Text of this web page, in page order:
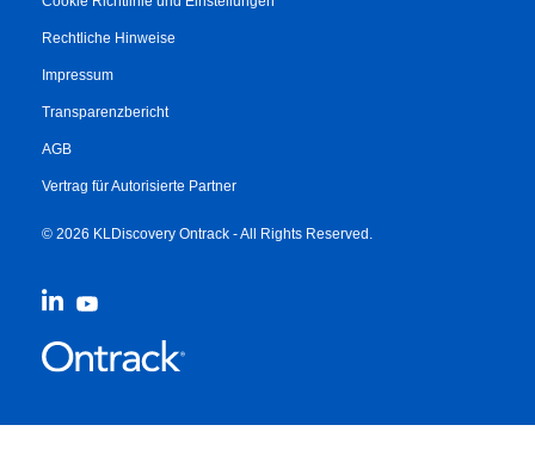
Rechtliche Hinweise
Impressum
Transparenzbericht
AGB
Vertrag für Autorisierte Partner
© 2026 KLDiscovery Ontrack - All Rights Reserved.